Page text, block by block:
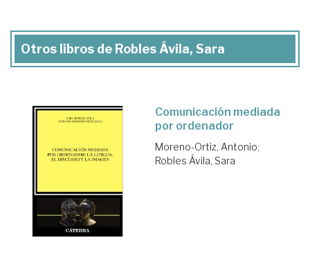
Otros libros de Robles Ávila, Sara
Comunicación mediada
por ordenador
Moreno-Ortiz, Antonio;
Robles Ávila, Sara